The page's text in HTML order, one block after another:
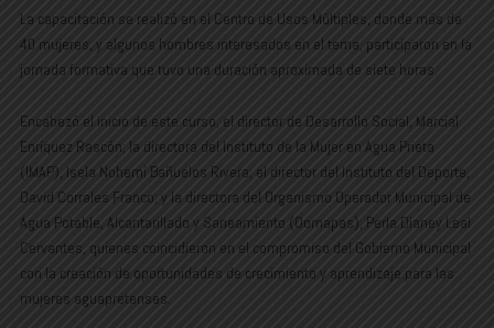
La capacitación se realizó en el Centro de Usos Múltiples, donde más de
40 mujeres, y algunos hombres interesados en el tema, participaron en la
jornada formativa que tuvo una duración aproximada de siete horas.
Encabezó el inicio de este curso, el director de Desarrollo Social, Marcial
Enríquez Rascón; la directora del Instituto de la Mujer en Agua Prieta
(IMAP), Isela Nohemí Bañuelos Rivera; el director del Instituto del Deporte,
David Corrales Franco; y la directora del Organismo Operador Municipal de
Agua Potable, Alcantarillado y Saneamiento (Oomapas), Perla Dianey Leal
Cervantes, quienes coincidieron en el compromiso del Gobierno Municipal
con la creación de oportunidades de crecimiento y aprendizaje para las
mujeres aguapretenses.